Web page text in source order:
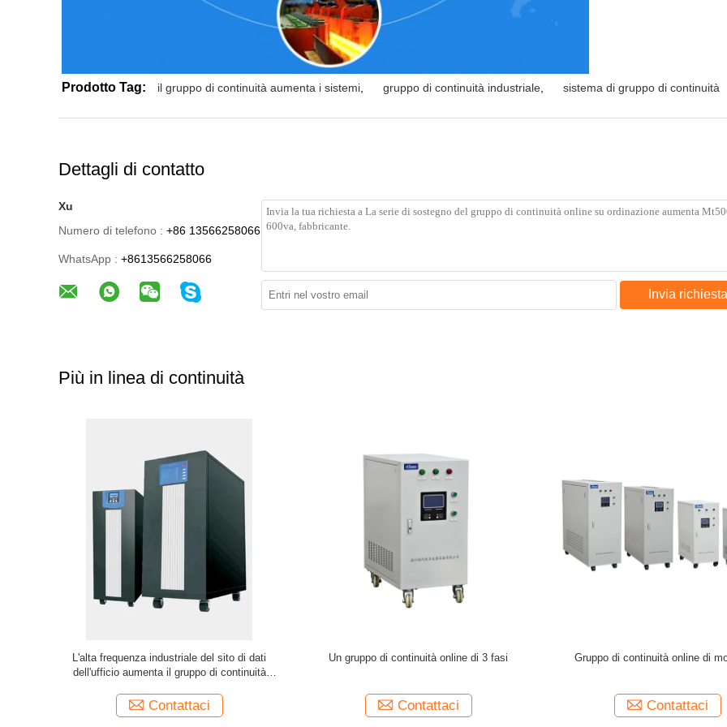
Prodotto Tag: il gruppo di continuità aumenta i sistemi, gruppo di continuità industriale, sistema di gruppo di continuità
Dettagli di contatto
Xu
Numero di telefono : +86 13566258066
WhatsApp : +8613566258066
Invia richiesta
Più in linea di continuità
gruppo di continuità online di 10KVA 220V
UPS con comando digitale di DSP
Contattaci
Gruppo di continuità online di KVA 380V di
Contattaci
Bassa frequenza sistemi online
Contattaci